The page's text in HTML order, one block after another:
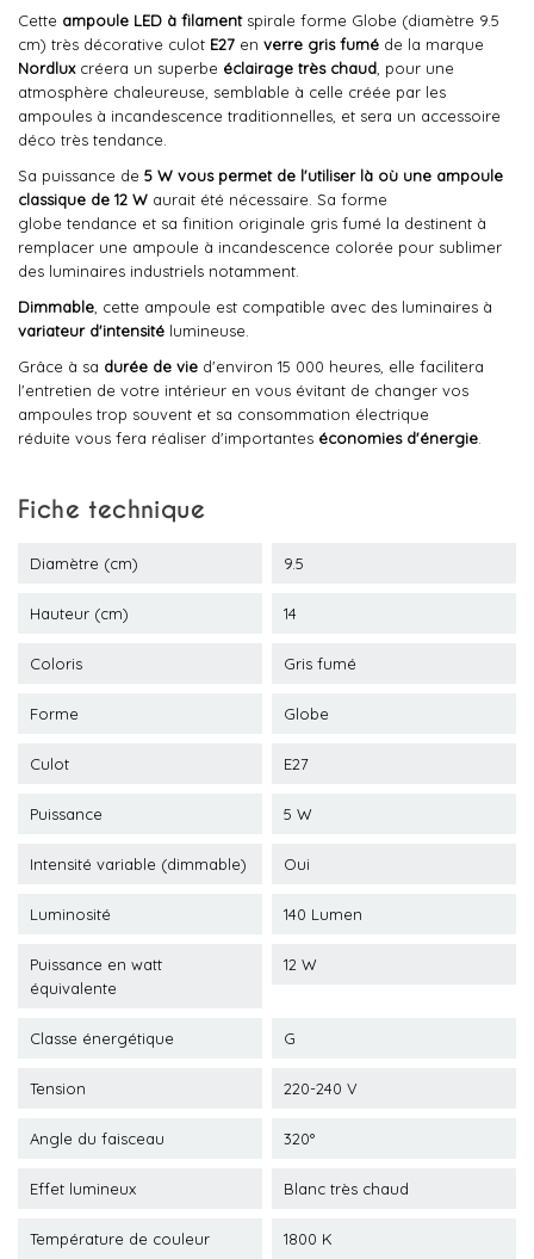
Cette ampoule LED à filamentspirale forme Globe (diamètre 9.5
cm) très décorative culot E27 en verre gris fumé de la marque
Nordluxcréera un superbe éclairage très chaud , pour une
atmosphère chaleureuse, semblable à celle créée par les
ampoules à incandescence traditionnelles, et sera un accessoire
déco très tendance.
Sa puissance de 5 W vous permet de l'utiliser là où une ampoule
classique de 12 W aurait été nécessaire. Sa forme
globe tendance et sa finition originale gris fumé la destinent à
remplacer une ampoule à incandescence colorée pour sublimer
des luminaires industriels notamment.
Dimmable , cette ampoule est compatible avec des luminaires à
variateur d'intensité lumineuse.
Grâce à sa durée de vie d'environ 15 000 heures, elle facilitera
l'entretien de votre intérieur en vous évitant de changer vos
ampoules trop souvent et sa consommation électrique
réduite vous fera réaliser d'importantes économies d'énergie
Fiche technique
Diamètre (cm) 9.5
Hauteur (cm) 14
Coloris Gris fumé
Forme Globe
Culot E27
Puissance 5 W
Intensité variable (dimmable) Oui
Luminosité 140 Lumen
Puissance en watt
équivalente
12 W
Classe énergétique G
Tension 220-240 V
Angle du faisceau 320°
Effet lumineux Blanc très chaud
Température de couleur 1800 K